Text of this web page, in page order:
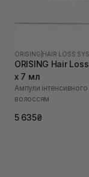
ORISING HAIR LOSS
ORISING Hair
х 7 мл
Ампули
волоссям
5 635₴